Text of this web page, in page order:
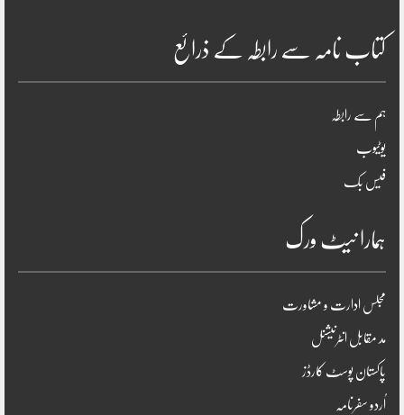
کتاب نامہ سے رابطہ کے ذرائع
ہم سے رابطہ
یوٹیوب
فیس بک
ہمارا نیٹ ورک
مجلس ادارت و مشاورت
مد مقابل انٹرنیشنل
پاکستان پوسٹ کارڈز
اُردو سفرنامہ